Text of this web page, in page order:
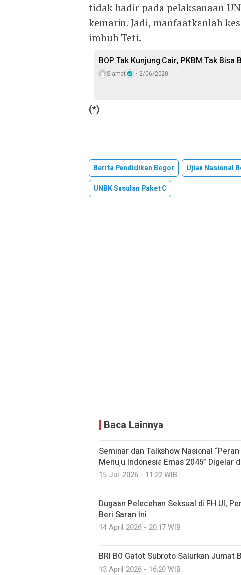
tidak hadir pada pelaksanaan
kemarin. Jadi, manfaatkanlah
imbuh Teti.
BOP Tak Kunjung Cair, PKBM Tak Bisa
Slamet 2/06/2020
(*)
Berita Pendidikan Bogor Ujian Nasional
UNBK Susulan Paket C
Baca Lainnya
Seminar dan Talkshow Nasional
Menuju Indonesia Emas 2045” Digelar
15 Juli 2026 - 11:22 WIB
Dugaan Pelecehan Seksual di FH UI,
Beri Saran Ini
14 April 2026 - 20:17 WIB
BRI BO Gatot Subroto Salurkan Jumat
13 April 2026 - 16:20 WIB